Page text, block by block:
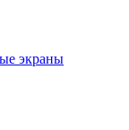
экраны